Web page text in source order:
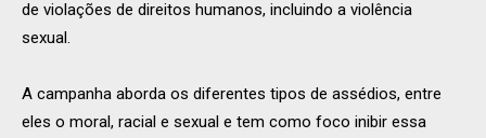
de violações de direitos humanos, incluindo a violência
sexual.
A campanha aborda os diferentes tipos de assédios, entre
eles o moral, racial e sexual e tem como foco inibir essa